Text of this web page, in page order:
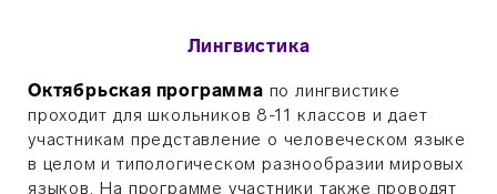
Лингвистика
Октябрьская программа по лингвистике
проходит для школьников 8-11 классов и дает
участникам представление о человеческом языке
в целом и типологическом разнообразии мировых
языков. На программе участники также проводят